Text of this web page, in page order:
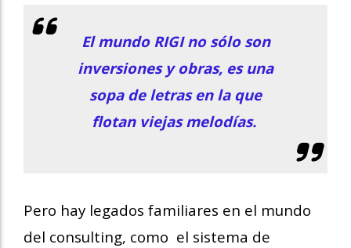
El mundo RIGI no sólo son
inversiones y obras, es una
sopa de letras en la que
flotan viejas melodías.
Pero hay legados familiares en el mundo
del consulting, como el sistema de